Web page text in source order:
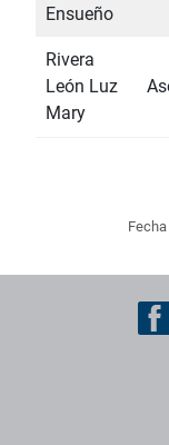
Ensueño
Rivera
León Luz
Mary
Pie de página